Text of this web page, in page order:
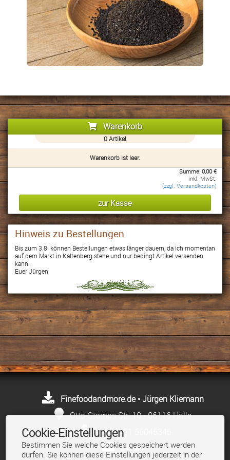
info@finefoodandmore.de
vCard speichern
Warenkorb
0Artikel
Warenkorb ist leer.
Summe: 0,00 €
inkl. MwSt.
(zzgl. Versandkosten)
Hinweis zu Bestellungen
Bis zum 3.8. können Bestellungen etwas länger dauern, da ich momentan
auf dem Markt in Kaltenberg stehe und nur bedingt Artikel versenden
kann.
Euer Jürgen
Finefoodandmore.de • Jürgen Kliemann
Otto-Stomps Str. 10 • 06116 Halle
+49 (0)151 56045346
E-Mail
Cookie-Einstellungen
Bestimmen Sie welche Cookies gespeichert werden
dürfen. Sie können diese Einstellungen jederzeit in der